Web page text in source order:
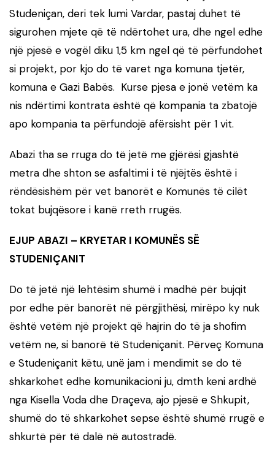
Studeniçan, deri tek lumi Vardar, pastaj duhet të
sigurohen mjete që të ndërtohet ura, dhe ngel edhe
një pjesë e vogël diku 1,5 km ngel që të përfundohet
si projekt, por kjo do të varet nga komuna tjetër,
komuna e Gazi Babës. Kurse pjesa e jonë vetëm ka
nis ndërtimi kontrata është që kompania ta zbatojë
apo kompania ta përfundojë afërsisht për 1 vit.
Abazi tha se rruga do të jetë me gjërësi gjashtë
metra dhe shton se asfaltimi i të njëjtës është i
rëndësishëm për vet banorët e Komunës të cilët
tokat bujqësore i kanë rreth rrugës.
EJUP ABAZI – KRYETAR I KOMUNËS SË
STUDENIÇANIT
Do të jetë një lehtësim shumë i madhë për bujqit
por edhe për banorët në përgjithësi, mirëpo ky nuk
është vetëm një projekt që hajrin do të ja shofim
vetëm ne, si banorë të Studeniçanit. Përveç Komuna
e Studeniçanit këtu, unë jam i mendimit se do të
shkarkohet edhe komunikacioni ju, dmth keni ardhë
nga Kisella Voda dhe Draçeva, ajo pjesë e Shkupit,
shumë do të shkarkohet sepse është shumë rrugë e
shkurtë për të dalë në autostradë.